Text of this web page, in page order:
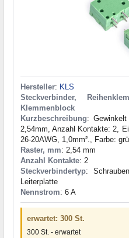
Hersteller: KLS
Steckverbinder,
Klemmenblock
Kurzbeschreibung:
2,54mm, Anzahl Kontakte: 2,
26-20AWG, 1,0mm²., Farbe:
Raster, mm: 2,54 mm
Anzahl Kontakte: 2
Steckverbindertyp:
Leiterplatte
Nennstrom: 6 A
erwartet: 300 St.
300 St. - erwartet